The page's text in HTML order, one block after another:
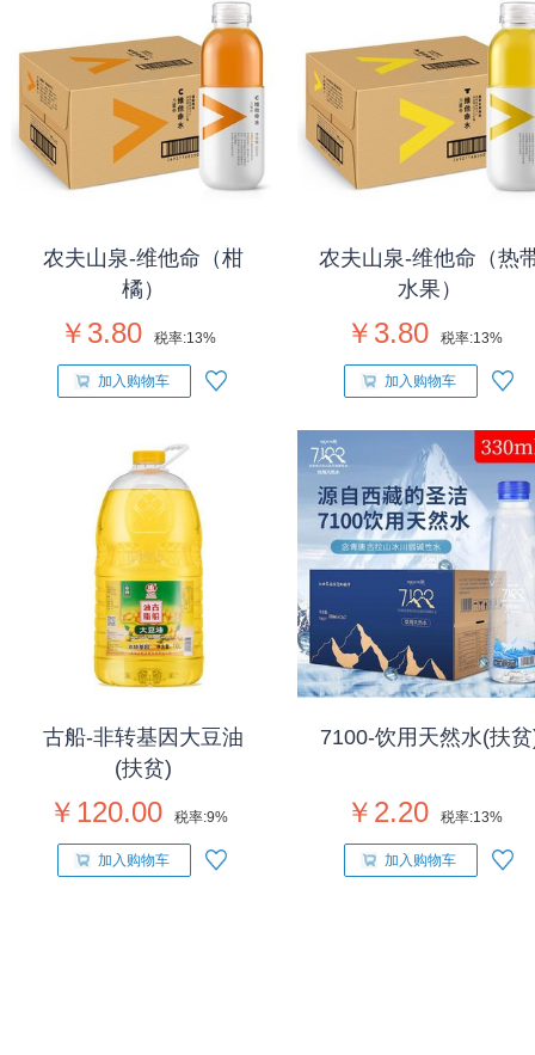
农夫山泉-维他命（柑
橘）
￥3.80 税率:13%
加入购物车
农夫山泉-维他命（热
水果）
￥3.80 税率:13%
加入购物车
古船-非转基因大豆油
(扶贫)
￥120.00 税率:9%
加入购物车
7100-饮用天然水(扶
￥2.20 税率:13%
加入购物车